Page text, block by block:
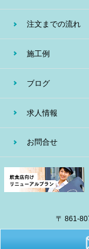
注文までの流れ
施工例
ブログ
求人情報
お問合せ
〒 861-